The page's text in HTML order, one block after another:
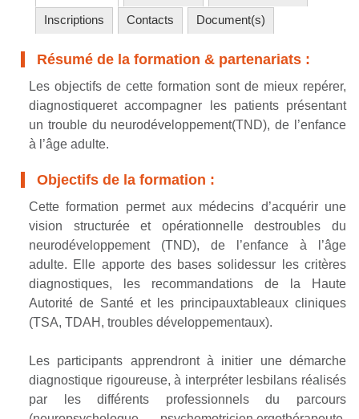
Inscriptions
Contacts Document(s)
Résumé de la formation & partenariats :
Les objectifs de cette formation sont de mieux repérer,
diagnostiqueret accompagner les patients présentant
un trouble du neurodéveloppement(TND), de l’enfance
à l’âge adulte.
Objectifs de la formation :
Cette formation permet aux médecins d’acquérir une
vision structurée et opérationnelle destroubles du
neurodéveloppement (TND), de l’enfance à l’âge
adulte. Elle apporte des bases solidessur les critères
diagnostiques, les recommandations de la Haute
Autorité de Santé et les principauxtableaux cliniques
(TSA, TDAH, troubles développementaux).
Les participants apprendront à initier une démarche
diagnostique rigoureuse, à interpréter lesbilans réalisés
par les différents professionnels du parcours